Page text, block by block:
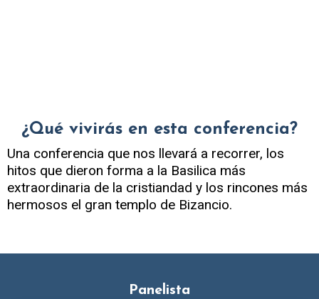
¿Qué vivirás en esta conferencia?
Una conferencia que nos llevará a recorrer, los
hitos que dieron forma a la Basilica más
extraordinaria de la cristiandad y los rincones más
hermosos el gran templo de Bizancio.
Panelista